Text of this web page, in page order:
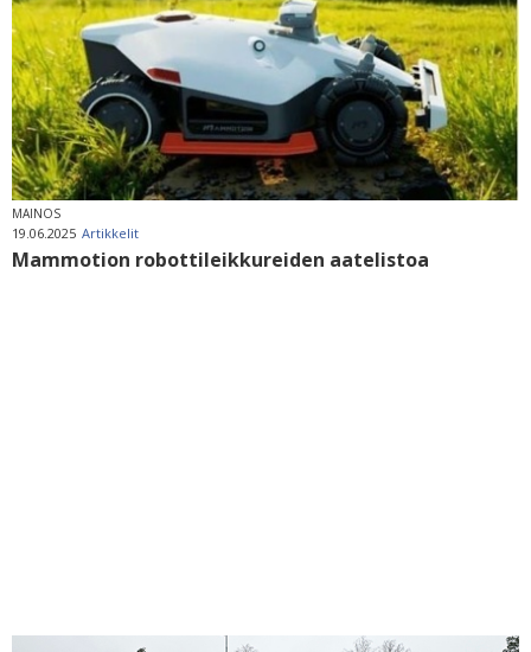
MAINOS
19.06.2025 Artikkelit
Mammotion robottileikkureiden aatelistoa